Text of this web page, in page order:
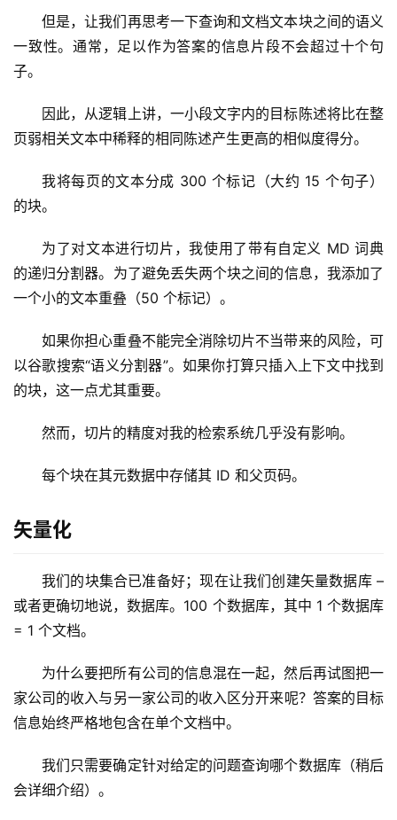
课
程
于
但是，让我们再思考一下查询和文档文本块之间的语义
一致性。通常，足以作为答案的信息片段不会超过十个句
子。
因此，从逻辑上讲，一小段文字内的目标陈述将比在整
页弱相关文本中稀释的相同陈述产生更高的相似度得分。
我将每页的文本分成 300 个标记（大约 15 个句子）
的块。
为了对文本进行切片，我使用了带有自定义 MD 词典
的递归分割器。为了避免丢失两个块之间的信息，我添加了
一个小的文本重叠（50 个标记）。
如果你担心重叠不能完全消除切片不当带来的风险，可
以谷歌搜索“语义分割器”。如果你打算只插入上下文中找到
的块，这一点尤其重要。
然而，切片的精度对我的检索系统几乎没有影响。
每个块在其元数据中存储其 ID 和父页码。
矢量化
我们的块集合已准备好；现在让我们创建矢量数据库 –
或者更确切地说，数据库。100 个数据库，其中 1 个数据库
= 1 个文档。
为什么要把所有公司的信息混在一起，然后再试图把一
家公司的收入与另一家公司的收入区分开来呢？答案的目标
信息始终严格地包含在单个文档中。
我们只需要确定针对给定的问题查询哪个数据库（稍后
会详细介绍）。